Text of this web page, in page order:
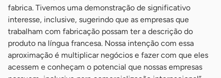
fabrica. Tivemos uma demonstração de significativo
interesse, inclusive, sugerindo que as empresas que
trabalham com fabricação possam ter a descrição do
produto na língua francesa. Nossa intenção com essa
aproximação é multiplicar negócios e fazer com que eles
acessem e conheçam o potencial que nossas empresas